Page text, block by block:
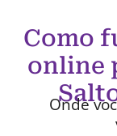
Como
online
Onde